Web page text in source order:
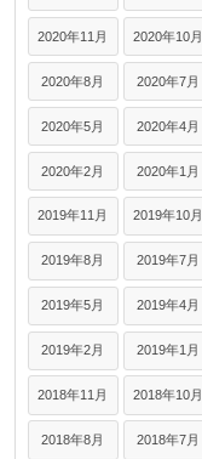
2020年11月 2020年10月
2020年8月 2020年7月
2020年5月 2020年4月
2020年2月 2020年1月
2019年11月 2019年10月
2019年8月 2019年7月
2019年5月 2019年4月
2019年2月 2019年1月
2018年11月 2018年10月
2018年8月 2018年7月